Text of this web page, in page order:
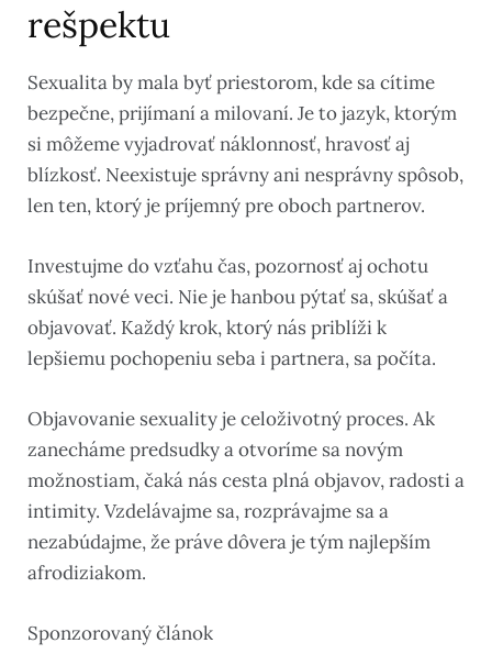
rešpektu
Sexualita by mala byť priestorom, kde sa cítime
bezpečne, prijímaní a milovaní. Je to jazyk, ktorým
si môžeme vyjadrovať náklonnosť, hravosť aj
blízkosť. Neexistuje správny ani nesprávny spôsob,
len ten, ktorý je príjemný pre oboch partnerov.
Investujme do vzťahu čas, pozornosť aj ochotu
skúšať nové veci. Nie je hanbou pýtať sa, skúšať a
objavovať. Každý krok, ktorý nás priblíži k
lepšiemu pochopeniu seba i partnera, sa počíta.
Objavovanie sexuality je celoživotný proces. Ak
zanecháme predsudky a otvoríme sa novým
možnostiam, čaká nás cesta plná objavov, radosti a
intimity. Vzdelávajme sa, rozprávajme sa a
nezabúdajme, že práve dôvera je tým najlepším
afrodiziakom.
Sponzorovaný článok